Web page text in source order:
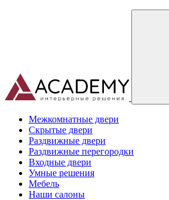
Межкомнатные двери
Скрытые двери
Раздвижные двери
Раздвижные перегородки
Входные двери
Умные решения
Мебель
Наши салоны